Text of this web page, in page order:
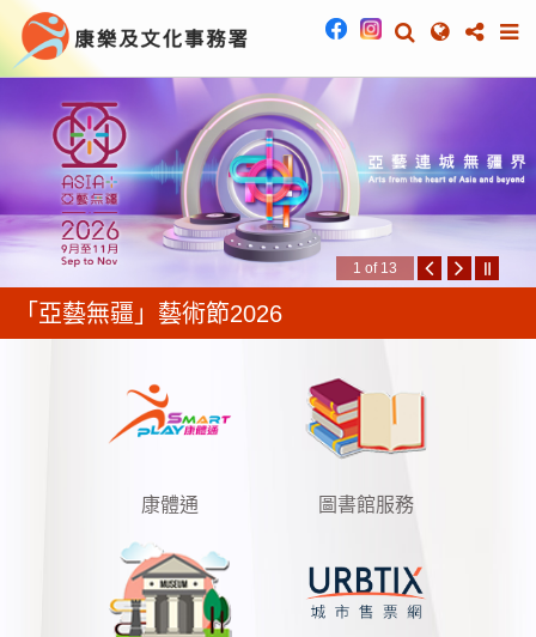
康樂及文化事務署
1 of 13
「亞藝無疆」藝術節2026
康體通 圖書館服務